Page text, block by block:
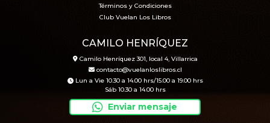
Términos y Condiciones
Club Vuelan Los Libros
CAMILO HENRÍQUEZ
Camilo Henríquez 301, local 4, Villarrica
contacto@vuelanloslibros.cl
Lun a Vie 10.30 a 14.00 hrs/15.00 a 19.00 hrs
Sáb 10.30 a 14.00 hrs
Enviar mensaje